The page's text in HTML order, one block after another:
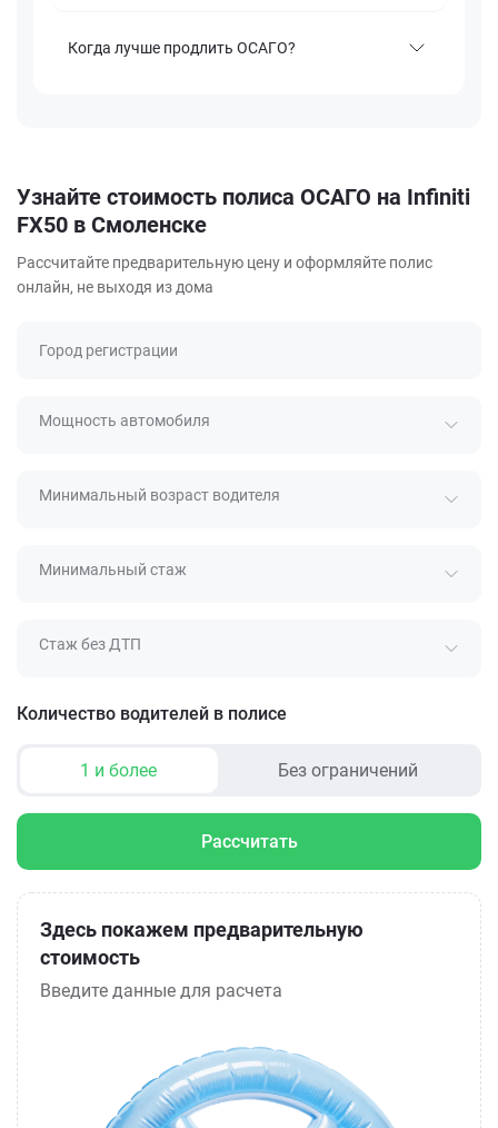
Когда лучше продлить ОСАГО?
Узнайте стоимость полиса ОСАГО на Infiniti
FX50 в Смоленске
Рассчитайте предварительную цену и оформляйте полис
онлайн, не выходя из дома
Город регистрации
Мощность автомобиля
Минимальный возраст водителя
Минимальный стаж
Стаж без ДТП
Количество водителей в полисе
1 и более Без ограничений
Рассчитать
Здесь покажем предварительную
стоимость
Введите данные для расчета